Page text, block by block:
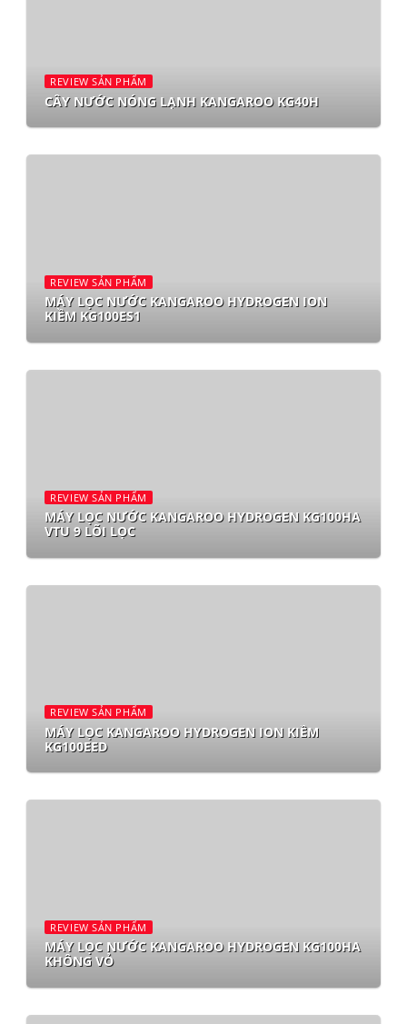
REVIEW SẢN PHẨM
CÂY NƯỚC NÓNG LẠNH KANGAROO KG40H
REVIEW SẢN PHẨM
MÁY LỌC NƯỚC KANGAROO HYDROGEN ION
KIỀM KG100ES1
REVIEW SẢN PHẨM
MÁY LỌC NƯỚC KANGAROO HYDROGEN KG100HA
VTU 9 LÕI LỌC
REVIEW SẢN PHẨM
MÁY LỌC KANGAROO HYDROGEN ION KIỀM
KG100EED
REVIEW SẢN PHẨM
MÁY LỌC NƯỚC KANGAROO HYDROGEN KG100HA
KHÔNG VỎ